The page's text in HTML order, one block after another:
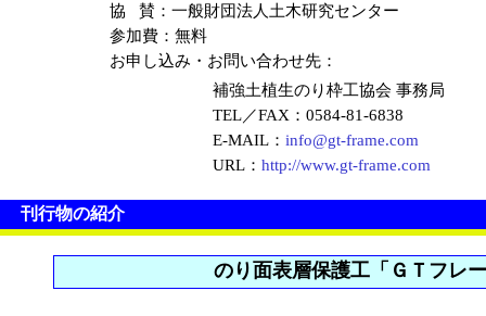
協 賛：一般財団法人土木研究センター
参加費：無料
お申し込み・お問い合わせ先：
補強土植生のり枠工協会 事務局
TEL／FAX：0584-81-6838
E-MAIL： info@gt-frame.com
URL： http://www.gt-frame.com
刊行物の紹介
のり面表層保護工「ＧＴフレ